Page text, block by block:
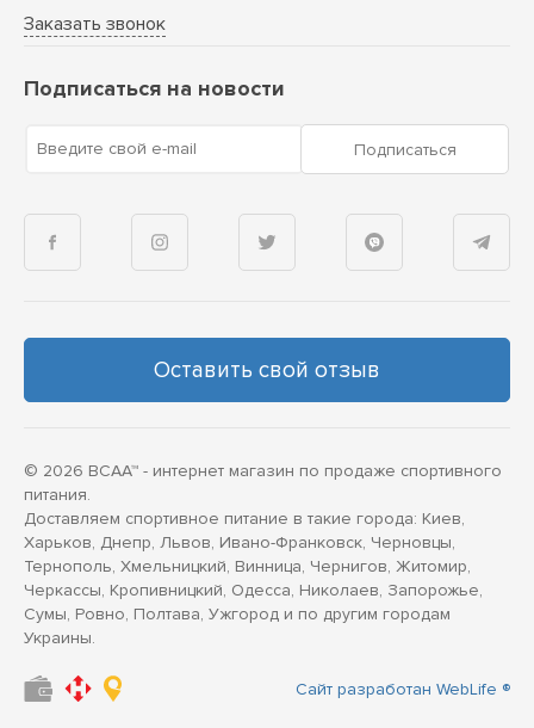
Заказать звонок
Подписаться на новости
Введите свой e-mail Подписаться
Оставить свой отзыв
© 2026 BCAA™ - интернет магазин по продаже спортивного
питания.
Доставляем спортивное питание в такие города: Киев,
Харьков, Днепр, Львов, Ивано-Франковск, Черновцы,
Тернополь, Хмельницкий, Винница, Чернигов, Житомир,
Черкассы, Кропивницкий, Одесса, Николаев, Запорожье,
Сумы, Ровно, Полтава, Ужгород и по другим городам
Украины.
Сайт разработан WebLife ®